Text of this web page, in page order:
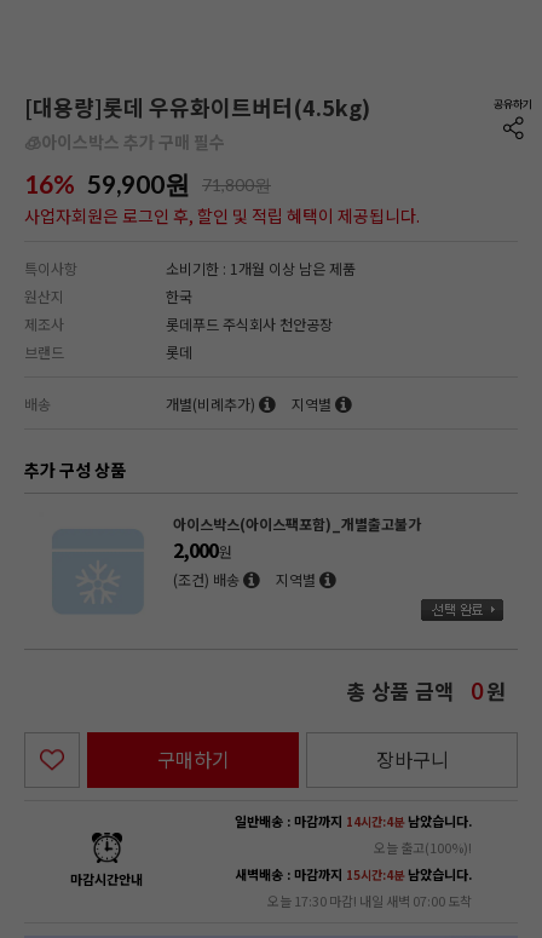
[대용량]롯데 우유화이트버터(4.5kg)
🧊아이스박스 추가 구매 필수
16% 59,900원 71,800원
사업자회원은 로그인 후, 할인 및 적립 혜택이 제공됩니다.
특이사항
소비기한 : 1개월 이상 남은 제품
원산지
한국
제조사
롯데푸드 주식회사 천안공장
브랜드
롯데
배송 개별(비례추가) 지역별
추가 구성 상품
아이스박스(아이스팩포함)_개별출고불가
2,000원
(조건) 배송
지역별
총 상품 금액 0원
구매하기 장바구니
마감시간안내
일반배송 : 마감까지 14시간:4분남았습니다.
오늘 출고(100%)!
새벽배송 : 마감까지 15시간:4분남았습니다.
오늘 17:30 마감! 내일 새벽 07:00 도착